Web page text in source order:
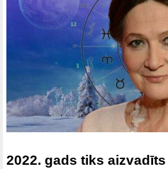
2022. gads tiks